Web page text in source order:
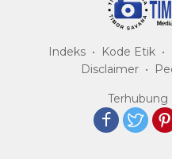
Indeks Kode Etik
Disclaimer
Terhubung